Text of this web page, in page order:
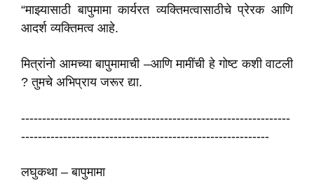
“माझ्यासाठी बापुमामा कार्यरत व्यक्तिमत्वासाठीचे प्रेरक आणि
आदर्श व्यक्तिमत्व आहे.
मित्रांनो आमच्या बापुमामाची –आणि मामींची हे गोष्ट कशी वाटली
? तुमचे अभिप्राय जरूर द्या.
----------------------------------------------------------------
-----------------------------------------------------------
लघुकथा – बापुमामा